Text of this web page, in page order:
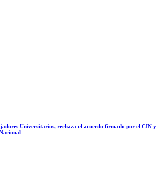
Universitarios, rechaza el acuerdo firmado por el CIN y